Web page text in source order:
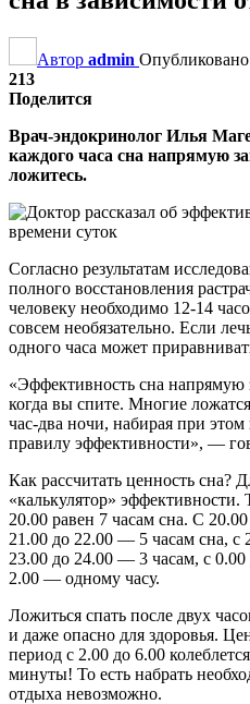
Автор admin Опубликовано
213
Поделится
Врач-эндокринолог Илья
каждого часа сна напрямую
ложитесь.
Согласно результатам
полного восстановления
человеку необходимо 12-14
совсем необязательно. Если
одного часа может
«Эффективность сна напрямую
когда вы спите. Многие
час-два ночи, набирая при этом
правилу эффективности», —
Как рассчитать ценность сна?
«калькулятор» эффективности.
20.00 равен 7 часам сна. С
21.00 до 22.00 — 5 часам сна, с
23.00 до 24.00 — 3 часам, с
2.00 — одному часу.
Ложиться спать после двух
и даже опасно для здоровья.
период с 2.00 до 6.00
минуты! То есть набрать
отдыха невозможно.